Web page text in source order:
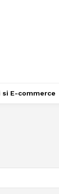
si E-commerce